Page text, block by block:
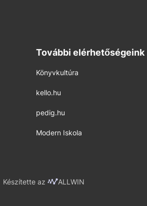
További elérhetőségeink
Könyvkultúra
kello.hu
pedig.hu
Modern Iskola
Készítette az ALLWIN